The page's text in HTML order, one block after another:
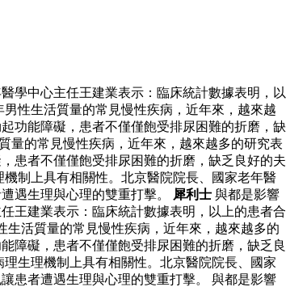
學中心主任王建業表示：臨床統計數據表明，以
性生活質量的常見慢性疾病，近年來，越來越
功能障礙，患者不僅僅飽受排尿困難的折磨，缺
量的常見慢性疾病，近年來，越來越多的研究表
患者不僅僅飽受排尿困難的折磨，缺乏良好的夫
制上具有相關性。北京醫院院長、國家老年醫
遇生理與心理的雙重打擊。
犀利士 與都是影響
王建業表示：臨床統計數據表明，以上的患者合
生活質量的常見慢性疾病，近年來，越來越多的
障礙，患者不僅僅飽受排尿困難的折磨，缺乏良
生理機制上具有相關性。北京醫院院長、國家
患者遭遇生理與心理的雙重打擊。 與都是影響